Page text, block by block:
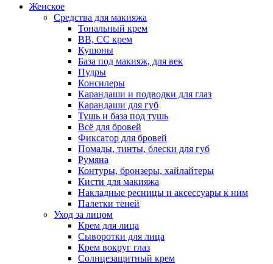
Женское
Средства для макияжа
Тональный крем
BB, CC крем
Кушоны
База под макияж, для век
Пудры
Консилеры
Карандаши и подводки для глаз
Карандаши для губ
Тушь и база под тушь
Всё для бровей
Фиксатор для бровей
Помады, тинты, блески для губ
Румяна
Контуры, бронзеры, хайлайтеры
Кисти для макияжа
Накладные ресницы и аксессуары к ним
Палетки теней
Уход за лицом
Крем для лица
Сыворотки для лица
Крем вокруг глаз
Солнцезащитный крем